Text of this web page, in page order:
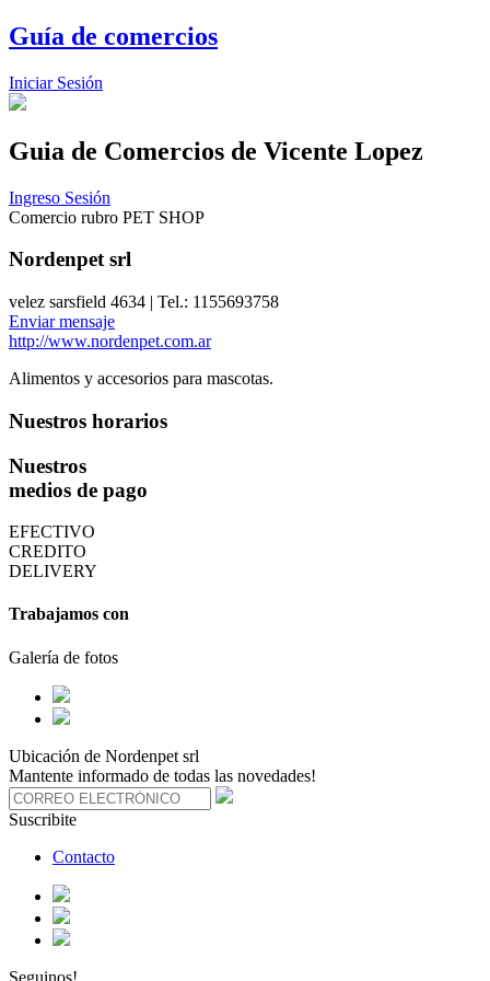
Guía de comercios
Iniciar Sesión
Guia de Comercios de Vicente Lopez
Ingreso Sesión
Comercio rubro PET SHOP
Nordenpet srl
velez sarsfield 4634 | Tel.: 1155693758
Enviar mensaje
http://www.nordenpet.com.ar
Alimentos y accesorios para mascotas.
Nuestros horarios
Nuestros
medios de pago
EFECTIVO
CREDITO
DELIVERY
Trabajamos con
Galería de fotos
Ubicación de Nordenpet srl
Mantente informado de todas las novedades!
Suscribite
Contacto
Seguinos!